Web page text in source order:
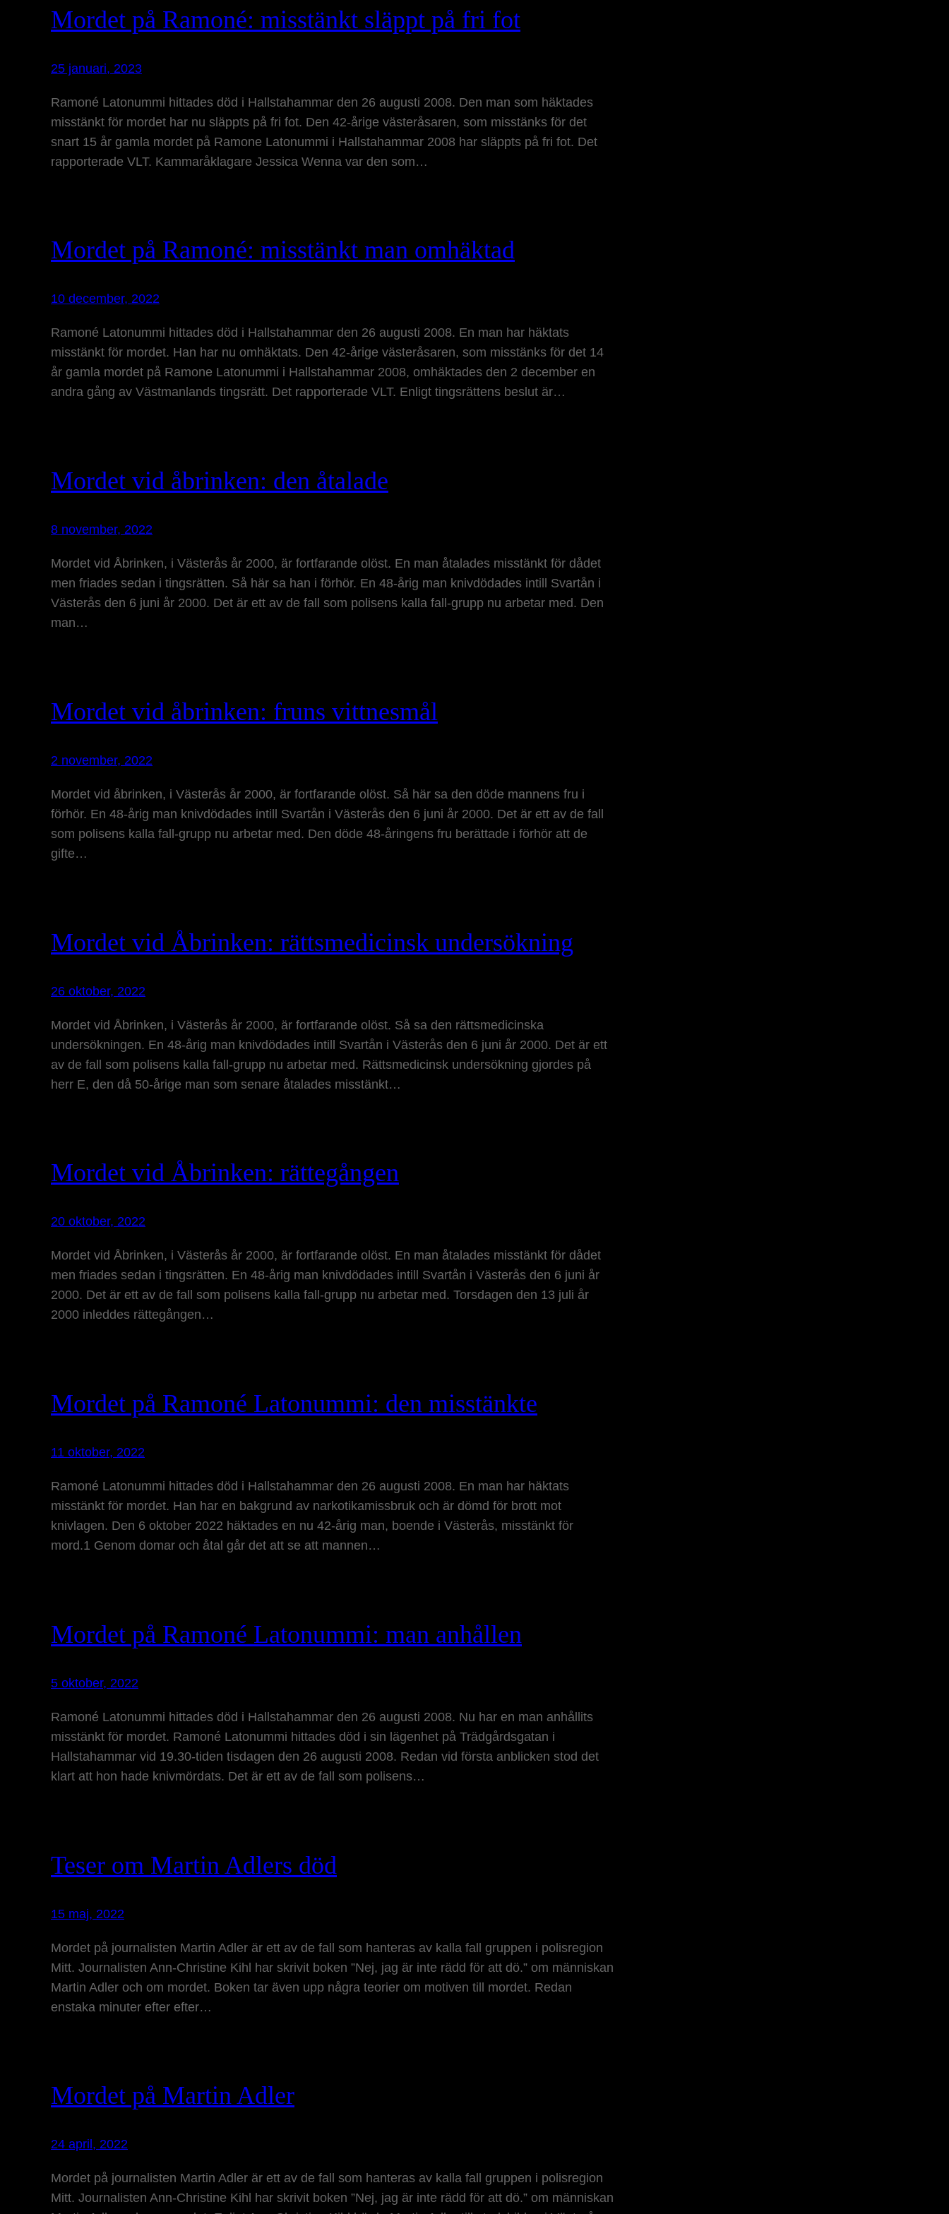
Mordet på Ramoné: misstänkt släppt på fri fot
25 januari, 2023
Ramoné Latonummi hittades död i Hallstahammar den 26 augusti 2008. Den man som häktades
misstänkt för mordet har nu släppts på fri fot. Den 42-årige västeråsaren, som misstänks för det
snart 15 år gamla mordet på Ramone Latonummi i Hallstahammar 2008 har släppts på fri fot. Det
rapporterade VLT. Kammaråklagare Jessica Wenna var den som…
Mordet på Ramoné: misstänkt man omhäktad
10 december, 2022
Ramoné Latonummi hittades död i Hallstahammar den 26 augusti 2008. En man har häktats
misstänkt för mordet. Han har nu omhäktats. Den 42-årige västeråsaren, som misstänks för det 14
år gamla mordet på Ramone Latonummi i Hallstahammar 2008, omhäktades den 2 december en
andra gång av Västmanlands tingsrätt. Det rapporterade VLT. Enligt tingsrättens beslut är…
Mordet vid åbrinken: den åtalade
8 november, 2022
Mordet vid Åbrinken, i Västerås år 2000, är fortfarande olöst. En man åtalades misstänkt för dådet
men friades sedan i tingsrätten. Så här sa han i förhör. En 48-årig man knivdödades intill Svartån i
Västerås den 6 juni år 2000. Det är ett av de fall som polisens kalla fall-grupp nu arbetar med. Den
man…
Mordet vid åbrinken: fruns vittnesmål
2 november, 2022
Mordet vid åbrinken, i Västerås år 2000, är fortfarande olöst. Så här sa den döde mannens fru i
förhör. En 48-årig man knivdödades intill Svartån i Västerås den 6 juni år 2000. Det är ett av de fall
som polisens kalla fall-grupp nu arbetar med. Den döde 48-åringens fru berättade i förhör att de
gifte…
Mordet vid Åbrinken: rättsmedicinsk undersökning
26 oktober, 2022
Mordet vid Åbrinken, i Västerås år 2000, är fortfarande olöst. Så sa den rättsmedicinska
undersökningen. En 48-årig man knivdödades intill Svartån i Västerås den 6 juni år 2000. Det är ett
av de fall som polisens kalla fall-grupp nu arbetar med. Rättsmedicinsk undersökning gjordes på
herr E, den då 50-årige man som senare åtalades misstänkt…
Mordet vid Åbrinken: rättegången
20 oktober, 2022
Mordet vid Åbrinken, i Västerås år 2000, är fortfarande olöst. En man åtalades misstänkt för dådet
men friades sedan i tingsrätten. En 48-årig man knivdödades intill Svartån i Västerås den 6 juni år
2000. Det är ett av de fall som polisens kalla fall-grupp nu arbetar med. Torsdagen den 13 juli år
2000 inleddes rättegången…
Mordet på Ramoné Latonummi: den misstänkte
11 oktober, 2022
Ramoné Latonummi hittades död i Hallstahammar den 26 augusti 2008. En man har häktats
misstänkt för mordet. Han har en bakgrund av narkotikamissbruk och är dömd för brott mot
knivlagen. Den 6 oktober 2022 häktades en nu 42-årig man, boende i Västerås, misstänkt för
mord.1 Genom domar och åtal går det att se att mannen…
Mordet på Ramoné Latonummi: man anhållen
5 oktober, 2022
Ramoné Latonummi hittades död i Hallstahammar den 26 augusti 2008. Nu har en man anhållits
misstänkt för mordet. Ramoné Latonummi hittades död i sin lägenhet på Trädgårdsgatan i
Hallstahammar vid 19.30-tiden tisdagen den 26 augusti 2008. Redan vid första anblicken stod det
klart att hon hade knivmördats. Det är ett av de fall som polisens…
Teser om Martin Adlers död
15 maj, 2022
Mordet på journalisten Martin Adler är ett av de fall som hanteras av kalla fall gruppen i polisregion
Mitt. Journalisten Ann-Christine Kihl har skrivit boken ”Nej, jag är inte rädd för att dö.” om människan
Martin Adler och om mordet. Boken tar även upp några teorier om motiven till mordet. Redan
enstaka minuter efter efter…
Mordet på Martin Adler
24 april, 2022
Mordet på journalisten Martin Adler är ett av de fall som hanteras av kalla fall gruppen i polisregion
Mitt. Journalisten Ann-Christine Kihl har skrivit boken ”Nej, jag är inte rädd för att dö.” om människan